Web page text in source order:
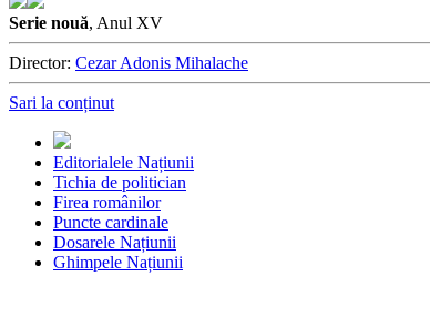
Serie nouă, Anul XV
Director: Cezar Adonis Mihalache
Sari la conținut
Editorialele Națiunii
Tichia de politician
Firea românilor
Puncte cardinale
Dosarele Națiunii
Ghimpele Națiunii